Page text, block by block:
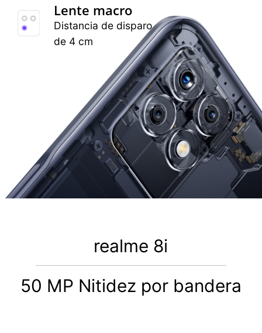
Lente macro
Distancia de disparo
de 4 cm
realme 8i
50 MP Nitidez por bandera